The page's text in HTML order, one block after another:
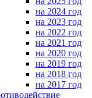
на 2024 год
на 2023 год
на 2022 год
на 2021 год
на 2020 год
на 2019 год
на 2018 год
на 2017 год